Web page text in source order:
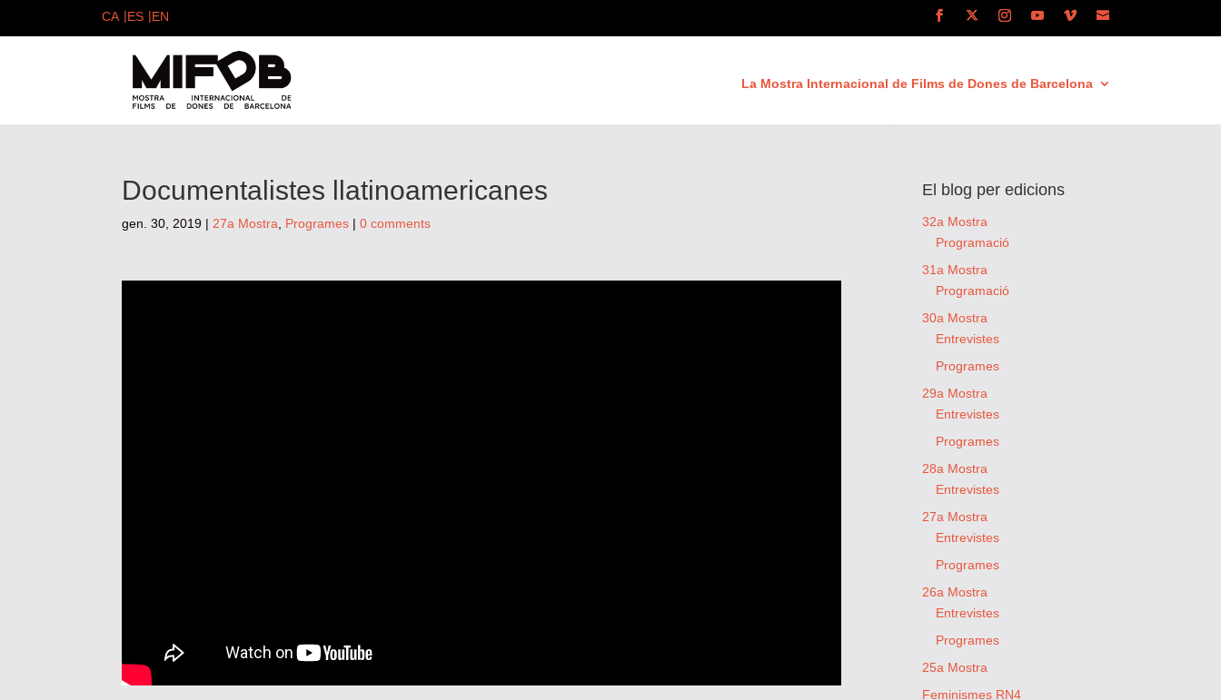
La Mostra Internacional de Films de Dones de Barcelona
Documentalistes llatinoamericanes
gen. 30, 2019 | 27a Mostra Programes |0 comments
El blog per edicions
32a Mostra
Programació
31a Mostra
Programació
30a Mostra
Entrevistes
Programes
29a Mostra
Entrevistes
Programes
28a Mostra
Entrevistes
27a Mostra
Entrevistes
Programes
26a Mostra
Entrevistes
Programes
25a Mostra
Feminismes RN4